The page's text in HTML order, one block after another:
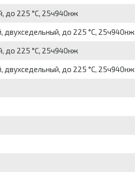
до 225 °С, 25ч940нж
двухседельный, до 225 °С, 25ч940нж
до 225 °С, 25ч940нж
двухседельный, до 225 °С, 25ч940нж